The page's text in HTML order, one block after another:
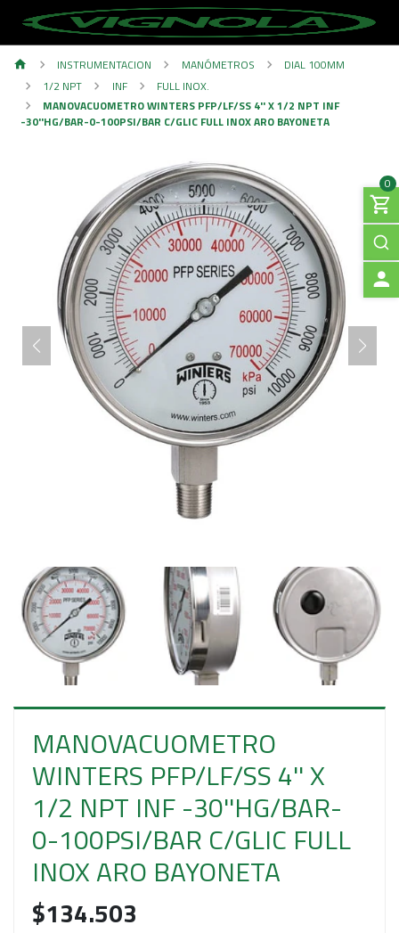
0
C
C
INSTRUMENTACION MANÓMETROS
DIAL 100MM
1/2 NPT
INF
FULL INOX.
MANOVACUOMETRO WINTERS PFP/LF/SS 4'' X 1/2 NPT INF
-30''HG/BAR-0-100PSI/BAR C/GLIC FULL INOX ARO BAYONETA
MANOVACUOMETRO
WINTERS PFP/LF/SS 4'' X
1/2 NPT INF -30''HG/BAR-
0-100PSI/BAR C/GLIC FULL
INOX ARO BAYONETA
$134.503